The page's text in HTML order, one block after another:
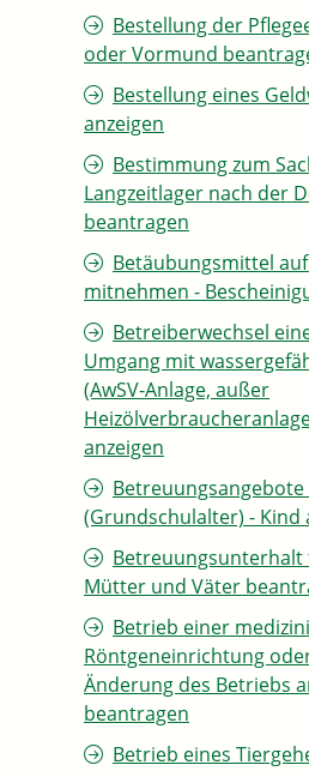
Bestellung der
oder Vormund
Bestellung eines
anzeigen
Bestimmung zum
Langzeitlager nach der
beantragen
Betäubungsmittel
mitnehmen -
Betreiberwechsel
Umgang mit
(AwSV-Anlage, außer
anzeigen
(Grundschulalter) - Kind
Mütter und Väter
Betrieb einer
Röntgeneinrichtung
Änderung des Betriebs
beantragen
Betrieb eines